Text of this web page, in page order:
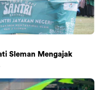
Sleman Mengajak